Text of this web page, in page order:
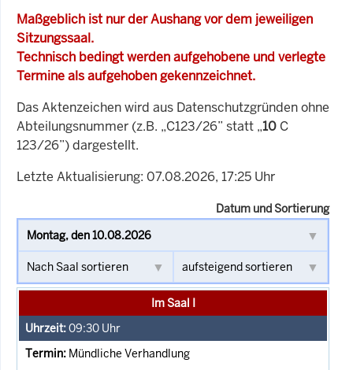
Maßgeblich ist nur der Aushang vor dem jeweiligen
Sitzungssaal.
Technisch bedingt werden aufgehobene und verlegte
Termine als aufgehoben gekennzeichnet.
Das Aktenzeichen wird aus Datenschutzgründen ohne
Abteilungsnummer (z.B. „C123/26” statt „10 C
123/26”) dargestellt.
Letzte Aktualisierung: 07.08.2026, 17:25 Uhr
Datum und Sortierung
Im Saal I
09:30 Uhr
Mündliche Verhandlung